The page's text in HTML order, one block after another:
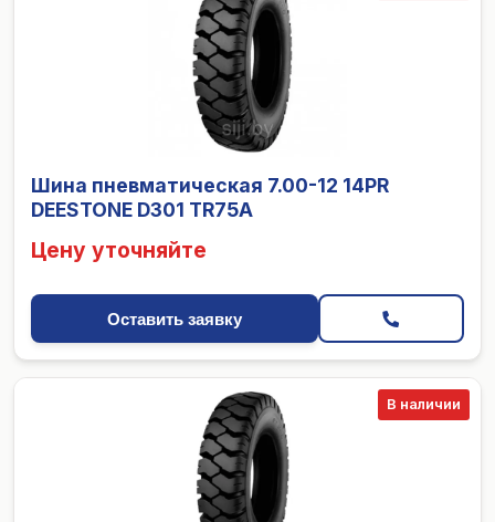
Шина пневматическая 7.00-12 14PR
DEESTONE D301 TR75A
Цену уточняйте
Оставить заявку
В наличии